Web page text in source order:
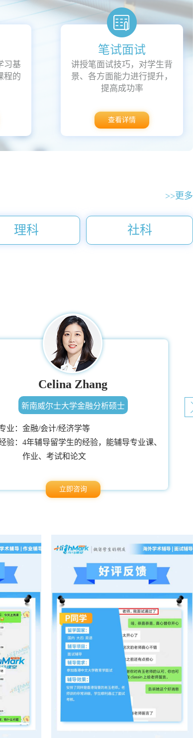
习基
程的
笔试面试
讲授笔面试技巧，对学生背
景、各方面能力进行提升，
提高成功率
查看详情
>>更多
理科 社科
Celina Zhang
新南威尔士大学金融分析硕士
业： 金融/会计/经济学等
验： 4年辅导留学生的经验，能辅导专业课、
作业、考试和论文
立即咨询